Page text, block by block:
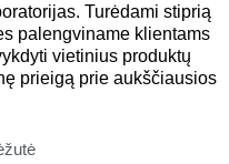
Turėdami stiprią
palengviname klientams
vietinius produktų
prieigą prie aukščiausios